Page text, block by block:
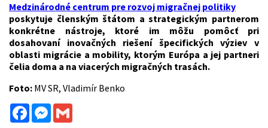
Medzinárodné centrum pre rozvoj migračnej politiky
poskytuje členským štátom a strategickým partnerom
konkrétne nástroje, ktoré im môžu pomôcť pri
dosahovaní inovačných riešení špecifických výziev v
oblasti migrácie a mobility, ktorým Európa a jej partneri
čelia doma a na viacerých migračných trasách.
Foto: MV SR, Vladimír Benko
FacebookMessenger